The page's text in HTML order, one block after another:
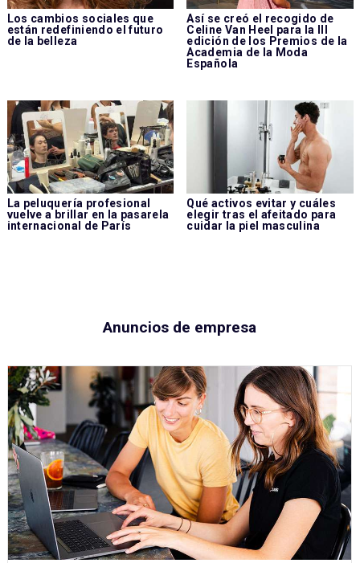
Los cambios sociales que
están redefiniendo el futuro
de la belleza
Así se creó el recogido de
Celine Van Heel para la III
edición de los Premios de la
Academia de la Moda
Española
La peluquería profesional
vuelve a brillar en la pasarela
internacional de París
Qué activos evitar y cuáles
elegir tras el afeitado para
cuidar la piel masculina
Anuncios de empresa